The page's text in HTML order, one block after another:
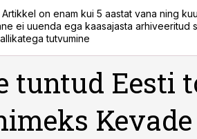
Artikkel on enam kui 5 aastat vana ning
ei uuenda ega kaasajasta arhiveeritud
tutvumine
tuntud Eesti
Kevade